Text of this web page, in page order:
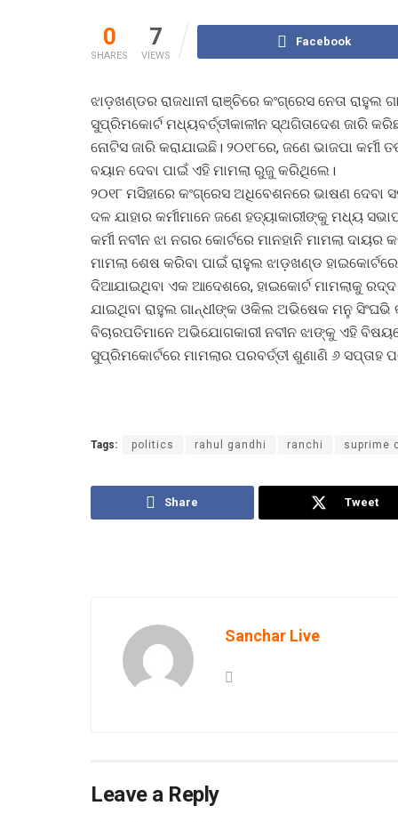
0
SHARES
7
VIEWS
Facebook
ଝାଡ଼ଖଣ୍ଡର ରାଜଧାନୀ ରାଞ୍ଚିରେ କଂଗ୍ରେସ ନେତା ରାହୁଲ
ସୁପ୍ରିମକୋର୍ଟ ମଧ୍ୟବର୍ତ୍ତୀକାଳୀନ ସ୍ଥଗିତାଦେଶ ଜାରି
ନୋଟିସ ଜାରି କରାଯାଇଛି। ୨୦୧୮ରେ, ଜଣେ ଭାଜପା
ବୟାନ ଦେବା ପାଇଁ ଏହି ମାମଲା ରୁଜୁ କରିଥିଲେ।
୨୦୧୮ ମସିହାରେ କଂଗ୍ରେସ ଅଧିବେଶନରେ ଭାଷଣ ଦେବା
ଦଳ ଯାହାର କର୍ମୀମାନେ ଜଣେ ହତ୍ୟାକାରୀଙ୍କୁ ମଧ୍ୟ
କର୍ମୀ ନବୀନ ଝା ନଗର କୋର୍ଟରେ ମାନହାନି ମାମଲା ଦାୟର
ମାମଲା ଶେଷ କରିବା ପାଇଁ ରାହୁଲ ଝାଡ଼ଖଣ୍ଡ
ଦିଆଯାଇଥିବା ଏକ ଆଦେଶରେ, ହାଇକୋର୍ଟ ମାମଲାକୁ
ଯାଇଥିବା ରାହୁଲ ଗାନ୍ଧୀଙ୍କ ଓକିଲ ଅଭିଷେକ ମନୁ ସିଂଘଭି
ବିଚାରପତିମାନେ ଅଭିଯୋଗକାରୀ ନବୀନ ଝାଙ୍କୁ ଏହି
ସୁପ୍ରିମକୋର୍ଟରେ ମାମଲାର ପରବର୍ତ୍ତୀ ଶୁଣାଣି ୬ ସପ୍ତାହ
Tags: politics rahul gandhi ranchi suprime
Share Tweet
Sanchar Live
Leave a Reply